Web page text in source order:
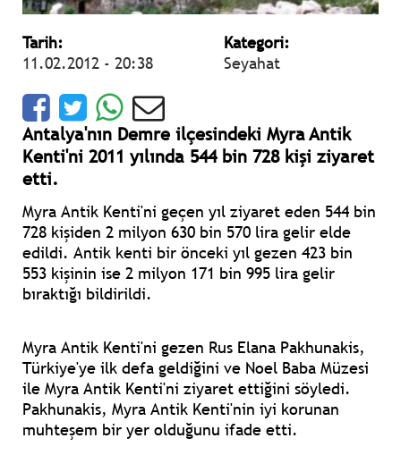
Tarih:
11.02.2012 - 20:38
Kategori:
Seyahat
Antalya'nın Demre ilçesindeki Myra Antik
Kenti'ni 2011 yılında 544 bin 728 kişi ziyaret
etti.
Myra Antik Kenti'ni geçen yıl ziyaret eden 544 bin
728 kişiden 2 milyon 630 bin 570 lira gelir elde
edildi. Antik kenti bir önceki yıl gezen 423 bin
553 kişinin ise 2 milyon 171 bin 995 lira gelir
bıraktığı bildirildi.
Myra Antik Kenti'ni gezen Rus Elana Pakhunakis,
Türkiye'ye ilk defa geldiğini ve Noel Baba Müzesi
ile Myra Antik Kenti'ni ziyaret ettiğini söyledi.
Pakhunakis, Myra Antik Kenti'nin iyi korunan
muhteşem bir yer olduğunu ifade etti.